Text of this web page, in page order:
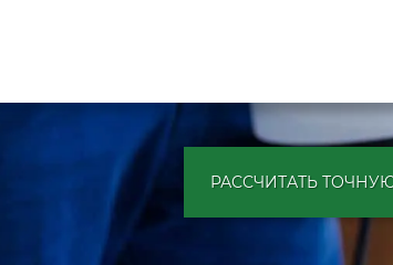
РАССЧИТАТЬ